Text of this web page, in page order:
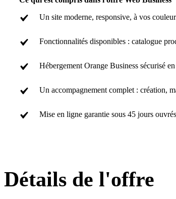
Un site moderne, responsive, à vos
Fonctionnalités disponibles : catalogue
Hébergement Orange Business sécurisé
Un accompagnement complet : création,
Mise en ligne garantie sous 45 jours
Détails de l'offre